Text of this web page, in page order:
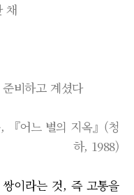
채
비하고 계셨다
『어느 별의 지옥』(청
하, 1988)
이라는 것, 즉 고통을